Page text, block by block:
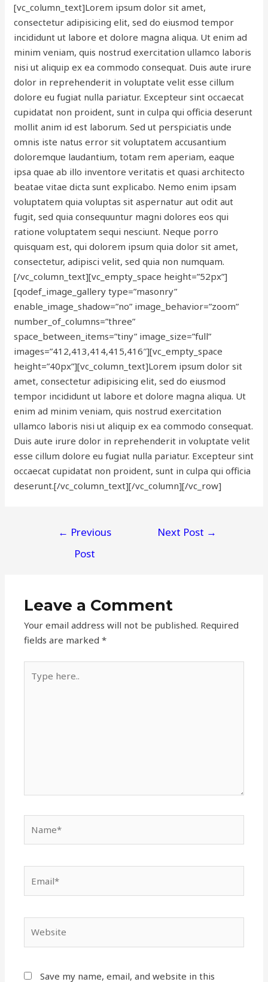
[vc_column_text]Lorem ipsum dolor sit amet,
consectetur adipisicing elit, sed do eiusmod tempor
incididunt ut labore et dolore magna aliqua. Ut enim ad
minim veniam, quis nostrud exercitation ullamco laboris
nisi ut aliquip ex ea commodo consequat. Duis aute irure
dolor in reprehenderit in voluptate velit esse cillum
dolore eu fugiat nulla pariatur. Excepteur sint occaecat
cupidatat non proident, sunt in culpa qui officia deserunt
mollit anim id est laborum. Sed ut perspiciatis unde
omnis iste natus error sit voluptatem accusantium
doloremque laudantium, totam rem aperiam, eaque
ipsa quae ab illo inventore veritatis et quasi architecto
beatae vitae dicta sunt explicabo. Nemo enim ipsam
voluptatem quia voluptas sit aspernatur aut odit aut
fugit, sed quia consequuntur magni dolores eos qui
ratione voluptatem sequi nesciunt. Neque porro
quisquam est, qui dolorem ipsum quia dolor sit amet,
consectetur, adipisci velit, sed quia non numquam.
[/vc_column_text][vc_empty_space height=”52px”]
[qodef_image_gallery type=”masonry”
enable_image_shadow=”no” image_behavior=”zoom”
number_of_columns=”three”
space_between_items=”tiny” image_size=”full”
images=”412,413,414,415,416″][vc_empty_space
height=”40px”][vc_column_text]Lorem ipsum dolor sit
amet, consectetur adipisicing elit, sed do eiusmod
tempor incididunt ut labore et dolore magna aliqua. Ut
enim ad minim veniam, quis nostrud exercitation
ullamco laboris nisi ut aliquip ex ea commodo consequat.
Duis aute irure dolor in reprehenderit in voluptate velit
esse cillum dolore eu fugiat nulla pariatur. Excepteur sint
occaecat cupidatat non proident, sunt in culpa qui officia
deserunt.[/vc_column_text][/vc_column][/vc_row]
← Previous
Post
Next Post →
Leave a Comment
Your email address will not be published. Required
fields are marked*
here..
Save my name, email, and website in this